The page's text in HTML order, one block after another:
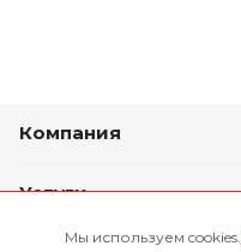
Компания
Услуги
Мы используем cookies.